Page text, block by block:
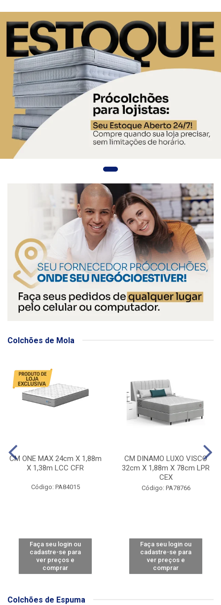
Colchões de Mola
CM ONE MAX 24cm X 1,88m
X 1,38m LCC CFR
Código: PA84015
Faça seu login ou
cadastre-se para
ver preços e
comprar
CM DINAMO LUXO VISCO
32cm X 1,88m X 78cm LPR
CEX
Código: PA78766
Faça seu login ou
cadastre-se para
ver preços e
comprar
Colchões de Espuma